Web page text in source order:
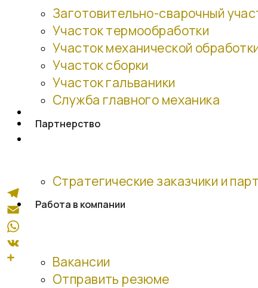
Заготовительно-сварочный
Участок термообработки
Участок механической
Участок сборки
Участок гальваники
Служба главного механика
Партнерство
Стратегические заказчики и
Работа в компании
Вакансии
Отправить резюме